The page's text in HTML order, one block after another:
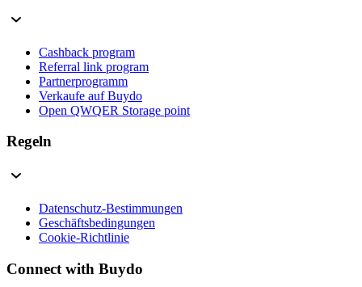
Cashback program
Referral link program
Partnerprogramm
Verkaufe auf Buydo
Open QWQER Storage point
Regeln
Datenschutz-Bestimmungen
Geschäftsbedingungen
Cookie-Richtlinie
Connect with Buydo